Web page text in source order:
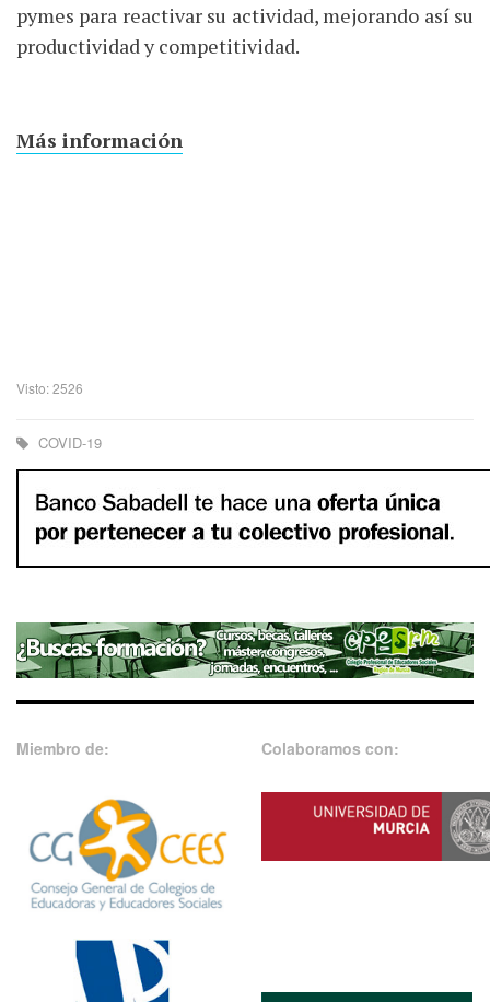
pymes para reactivar su actividad, mejorando así su
productividad y competitividad.
Más información
Visto: 2526
COVID-19
Miembro de: Colaboramos con: